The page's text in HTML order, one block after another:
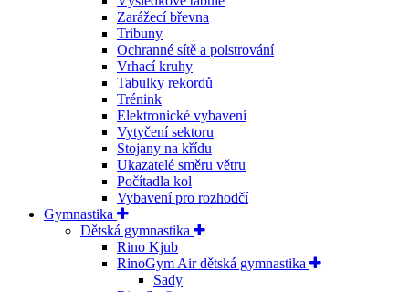
Zarážecí břevna
Tribuny
Ochranné sítě a polstrování
Vrhací kruhy
Tabulky rekordů
Trénink
Elektronické vybavení
Vytyčení sektoru
Stojany na křídu
Ukazatelé směru větru
Počítadla kol
Vybavení pro rozhodčí
Gymnastika
Dětská gymnastika
Rino Kjub
RinoGym Air dětská gymnastika
Sady